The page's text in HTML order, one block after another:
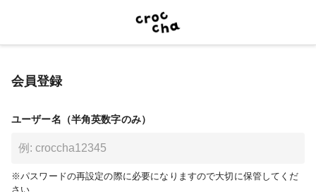
会員登録
ユーザー名（半角英数字のみ）
※パスワードの再設定の際に必要になりますので大切に保管してくだ
さい